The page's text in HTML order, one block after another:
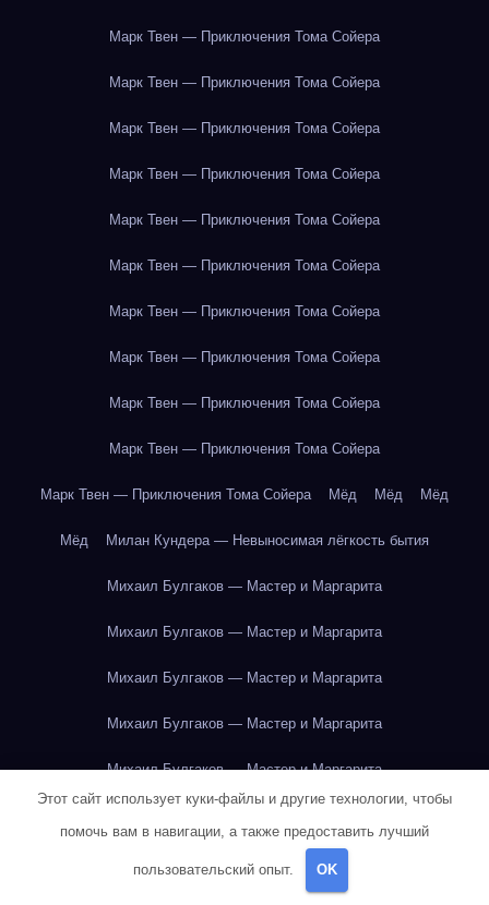
Марк Твен — Приключения Тома Сойера
Марк Твен — Приключения Тома Сойера
Марк Твен — Приключения Тома Сойера
Марк Твен — Приключения Тома Сойера
Марк Твен — Приключения Тома Сойера
Марк Твен — Приключения Тома Сойера
Марк Твен — Приключения Тома Сойера
Марк Твен — Приключения Тома Сойера
Марк Твен — Приключения Тома Сойера
Марк Твен — Приключения Тома Сойера
Марк Твен — Приключения Тома Сойера Мёд Мёд Мёд
Мёд Милан Кундера — Невыносимая лёгкость бытия
Михаил Булгаков — Мастер и Маргарита
Михаил Булгаков — Мастер и Маргарита
Михаил Булгаков — Мастер и Маргарита
Михаил Булгаков — Мастер и Маргарита
Михаил Булгаков — Мастер и Маргарита
Михаил Булгаков — Мастер и Маргарита
Этот сайт использует куки-файлы и другие технологии, чтобы
помочь вам в навигации, а также предоставить лучший
пользовательский опыт. OK